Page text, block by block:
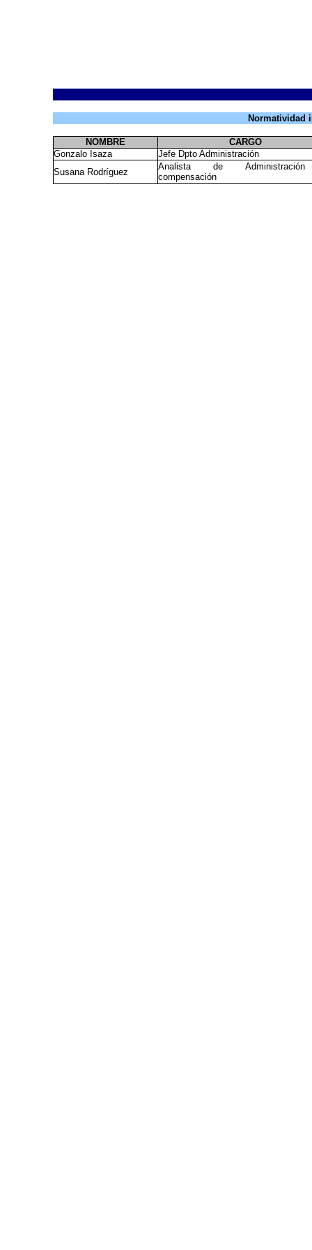
Normatividad
NOMBRE
CARGO
Gonzalo Isaza
Jefe Dpto Administración
Susana Rodríguez
Analista de
compensación